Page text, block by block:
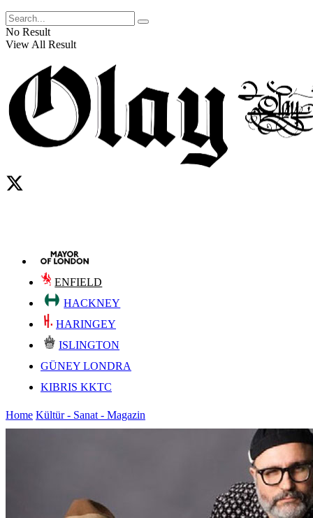
No Result
View All Result
ENFIELD
HACKNEY
HARINGEY
ISLINGTON
GÜNEY LONDRA
KIBRIS KKTC
Home Kültür - Sanat - Magazin